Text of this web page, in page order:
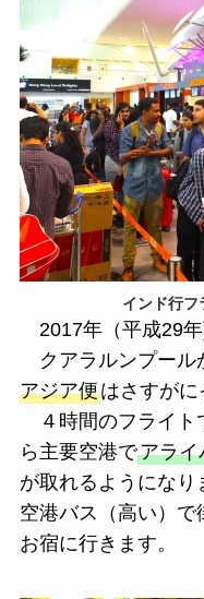
インド行フ
2017年（平成29年
クアラルンプール
アジア便はさすがに
４時間のフライト
ら主要空港でアライ
が取れるようになり
空港バス（高い）で
お宿に行きます。